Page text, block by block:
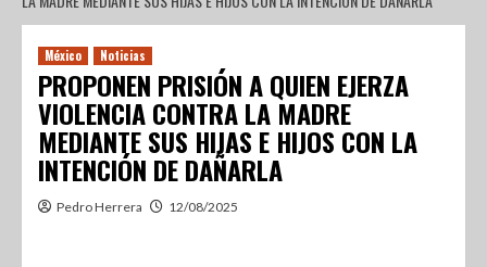
México Noticias
PROPONEN PRISIÓN A QUIEN EJERZA
VIOLENCIA CONTRA LA MADRE
MEDIANTE SUS HIJAS E HIJOS CON LA
INTENCIÓN DE DAÑARLA
Pedro Herrera 12/08/2025